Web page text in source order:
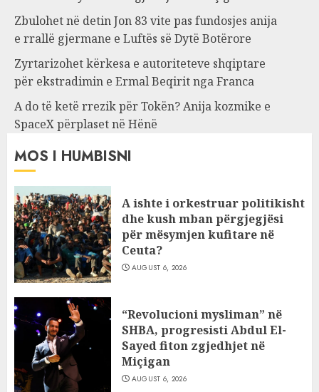
Zbulohet në detin Jon 83 vite pas fundosjes anija
e rrallë gjermane e Luftës së Dytë Botërore
Zyrtarizohet kërkesa e autoriteteve shqiptare
për ekstradimin e Ermal Beqirit nga Franca
A do të ketë rrezik për Tokën? Anija kozmike e
SpaceX përplaset në Hënë
MOS I HUMBISNI
A ishte i orkestruar politikisht
dhe kush mban përgjegjësi
për mësymjen kufitare në
Ceuta?
AUGUST 6, 2026
“Revolucioni mysliman” në
SHBA, progresisti Abdul El-
Sayed fiton zgjedhjet në
Miçigan
AUGUST 6, 2026